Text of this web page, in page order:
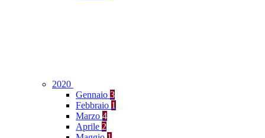
2020
Gennaio 3
Febbraio 1
Marzo 4
Aprile 2